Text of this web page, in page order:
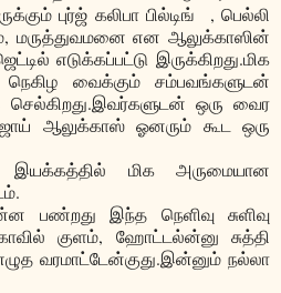
புர்ஜ் கலிபா பில்டிங் , பெல்லி
மருத்துவமனை என ஆலுக்காஸின்
எடுக்கப்பட்டு இருக்கிறது.மிக
வைக்கும் சம்பவங்களுடன்
செல்கிறது.இவர்களுடன் ஒரு வைர
ஆலுக்காஸ் ஓனரும் கூட ஒரு
மிக அருமையான
பண்றது இந்த நெளிவு சுளிவு
குளம், ஹோட்டல்ன்னு சுத்தி
வரமாட்டேன்குது.இன்னும் நல்லா